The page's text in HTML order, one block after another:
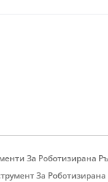
За Роботизирана
За Роботизирана